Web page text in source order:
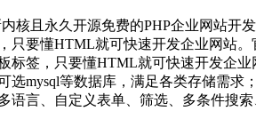
内核且永久开源免费的PHP企业网站
只要懂HTML就可快速开发企业网站
标签，只要懂HTML就可快速开发企
选mysql等数据库，满足各类存储需求
语言、自定义表单、筛选、多条件搜